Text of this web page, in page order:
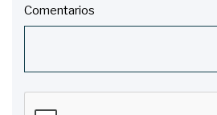
Comentarios